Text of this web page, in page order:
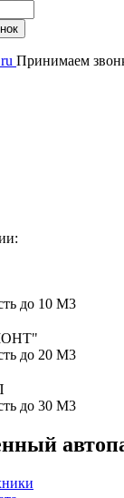
Принимаем
до 10 М3
до 20 М3
до 30 М3